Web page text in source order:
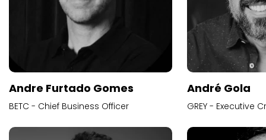
Andre Furtado Gomes
BETC - Chief Business Officer
André Gola
GREY - Executive